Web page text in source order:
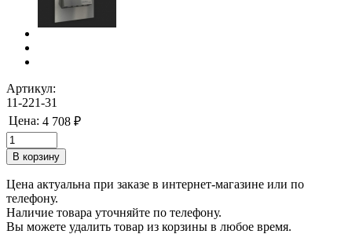
Артикул:
11-221-31
Цена: 4 708 ₽
Цена актуальна при заказе в интернет-магазине или по
телефону.
Наличие товара уточняйте по телефону.
Вы можете удалить товар из корзины в любое время.